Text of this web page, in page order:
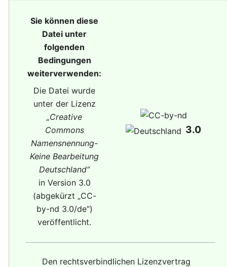
Sie können diese
Datei unter
folgenden
Bedingungen
weiterverwenden:
Die Datei wurde
unter der Lizenz
„Creative
Commons
Namensnennung-
Keine Bearbeitung
Deutschland“
in Version 3.0
(abgekürzt „CC-
by-nd 3.0/de“)
veröffentlicht.
3.0
Den rechtsverbindlichen Lizenzvertrag